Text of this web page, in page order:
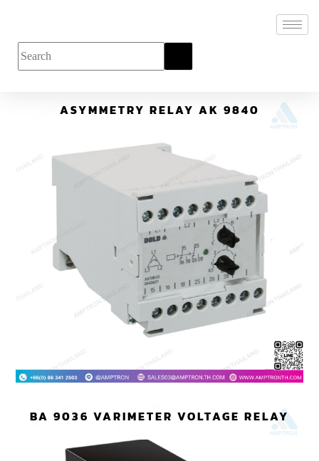
ASYMMETRY RELAY AK 9840
BA 9036 VARIMETER VOLTAGE RELAY